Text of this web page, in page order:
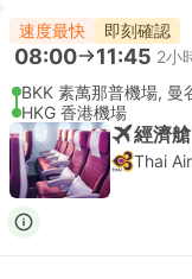
速度最快 即刻確認
08:00 11:45 2小
BKK 素萬那普機場, 曼
HKG 香港機場
經濟
Thai